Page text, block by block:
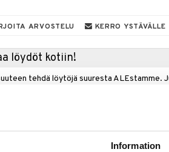
Information
ARVOSTELU KERRO YSTÄVÄLLE
löydöt kotiin!
tehdä löytöjä suuresta ALEstamme.
ale-löydöt »